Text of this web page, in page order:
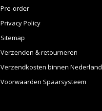
Pre-order
Privacy Policy
Sitemap
Verzenden & retourneren
Verzendkosten binnen Nederland
Voorwaarden Spaarsysteem